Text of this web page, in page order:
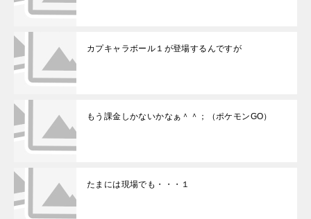
カプキャラボール１が登場するんですが
もう課金しかないかなぁ＾＾；（ポケモンGO）
たまには現場でも・・・１